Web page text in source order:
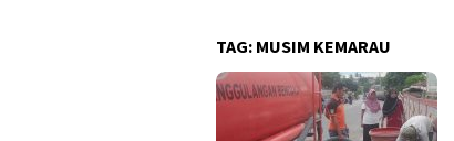
TAG: MUSIM KEMARAU